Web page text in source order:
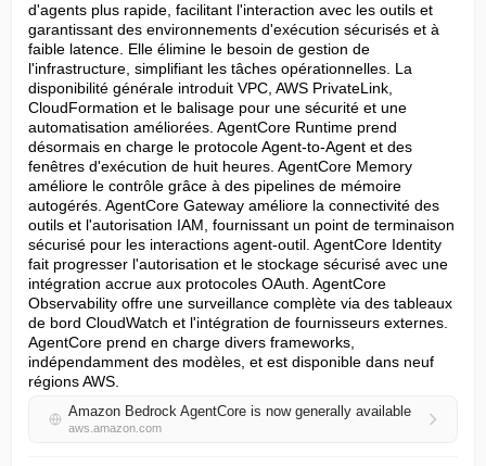
d'agents plus rapide, facilitant l'interaction avec les outils et
garantissant des environnements d'exécution sécurisés et à
faible latence. Elle élimine le besoin de gestion de
l'infrastructure, simplifiant les tâches opérationnelles. La
disponibilité générale introduit VPC, AWS PrivateLink,
CloudFormation et le balisage pour une sécurité et une
automatisation améliorées. AgentCore Runtime prend
désormais en charge le protocole Agent-to-Agent et des
fenêtres d'exécution de huit heures. AgentCore Memory
améliore le contrôle grâce à des pipelines de mémoire
autogérés. AgentCore Gateway améliore la connectivité des
outils et l'autorisation IAM, fournissant un point de terminaison
sécurisé pour les interactions agent-outil. AgentCore Identity
fait progresser l'autorisation et le stockage sécurisé avec une
intégration accrue aux protocoles OAuth. AgentCore
Observability offre une surveillance complète via des tableaux
de bord CloudWatch et l'intégration de fournisseurs externes.
AgentCore prend en charge divers frameworks,
indépendamment des modèles, et est disponible dans neuf
régions AWS.
Amazon Bedrock AgentCore is now generally available
aws.amazon.com